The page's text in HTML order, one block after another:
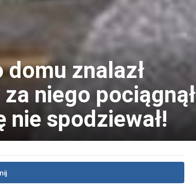
znalazł
niego pociągnął
nie spodziewał!